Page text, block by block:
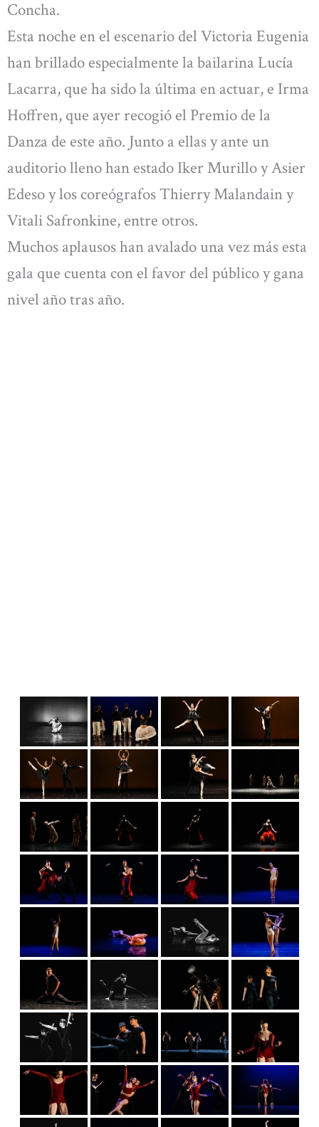
Concha.
Esta noche en el escenario del Victoria Eugenia
han brillado especialmente la bailarina Lucía
Lacarra, que ha sido la última en actuar, e Irma
Hoffren, que ayer recogió el Premio de la
Danza de este año. Junto a ellas y ante un
auditorio lleno han estado Iker Murillo y Asier
Edeso y los coreógrafos Thierry Malandain y
Vitali Safronkine, entre otros.
Muchos aplausos han avalado una vez más esta
gala que cuenta con el favor del público y gana
nivel año tras año.